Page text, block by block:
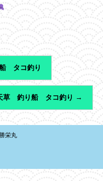
タコ釣り
釣り船 タコ釣り →
栄丸